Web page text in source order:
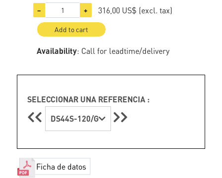
− + 316,00 US$ (excl. tax)
Add to cart
Availability: Call for leadtime/delivery
SELECCIONAR UNA REFERENCIA :
DS44S-120/G
Ficha de datos